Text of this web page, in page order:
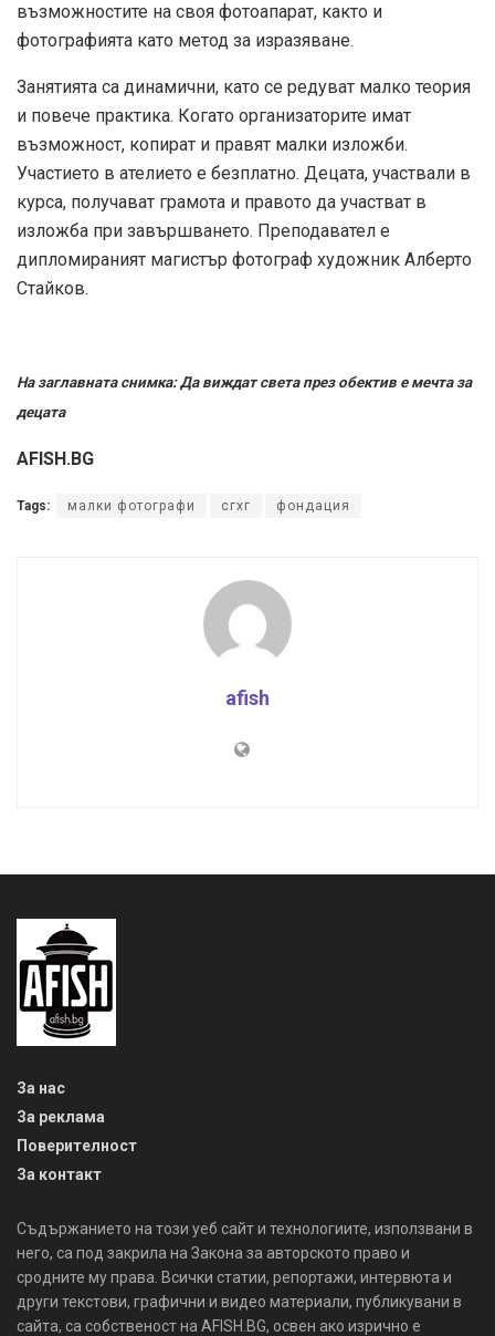
възможностите на своя фотоапарат, както и
фотографията като метод за изразяване.
Занятията са динамични, като се редуват малко теория
и повече практика. Когато организаторите имат
възможност, копират и правят малки изложби.
Участието в ателието е безплатно. Децата, участвали в
курса, получават грамота и правото да участват в
изложба при завършването. Преподавател е
дипломираният магистър фотограф художник Алберто
Стайков.
На заглавната снимка: Да виждат света през обектив е мечта за
децата
AFISH.BG
Tags: малки фотографи сгхг фондация
afish
За нас
За реклама
Поверителност
За контакт
Съдържанието на този уеб сайт и технологиите, използвани в
него, са под закрила на Закона за авторското право и
сродните му права. Всички статии, репортажи, интервюта и
други текстови, графични и видео материали, публикувани в
сайта, са собственост на AFISH.BG, освен ако изрично е